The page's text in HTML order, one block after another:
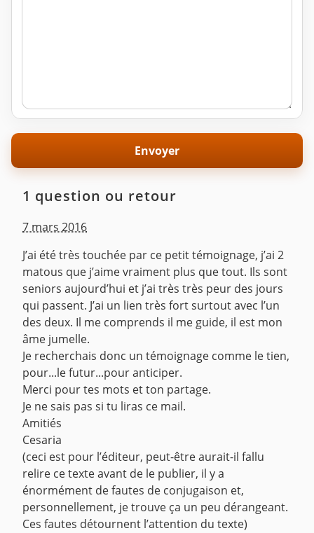
1 question ou retour
7 mars 2016
J’ai été très touchée par ce petit témoignage, j’ai 2
matous que j’aime vraiment plus que tout. Ils sont
seniors aujourd’hui et j’ai très très peur des jours
qui passent. J’ai un lien très fort surtout avec l’un
des deux. Il me comprends il me guide, il est mon
âme jumelle.
Je recherchais donc un témoignage comme le tien,
pour...le futur...pour anticiper.
Merci pour tes mots et ton partage.
Je ne sais pas si tu liras ce mail.
Amitiés
Cesaria
(ceci est pour l’éditeur, peut-être aurait-il fallu
relire ce texte avant de le publier, il y a
énormément de fautes de conjugaison et,
personnellement, je trouve ça un peu dérangeant.
Ces fautes détournent l’attention du texte)